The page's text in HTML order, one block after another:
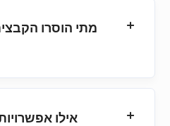
מתי הוסרו
אילו